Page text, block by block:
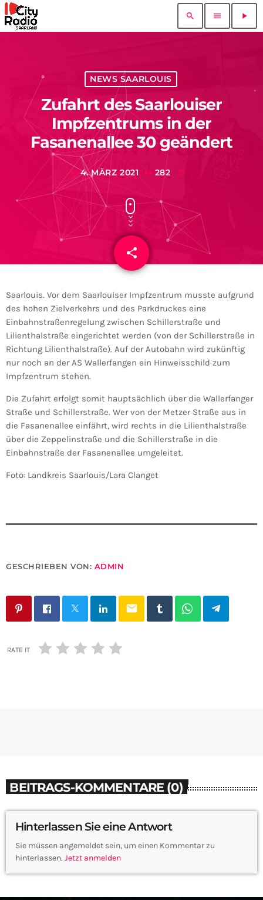
search menu play_arrow
NEWS SAARLOUIS
Zufahrt des Saarlouiser
Impfzentrums in der
Fasanenallee 30 geändert
today 4. MÄRZ 2021 282
share
email
Saarlouis. Vor dem Saarlouiser Impfzentrum musste aufgrund
des hohen Zielverkehrs und des Parkdruckes eine
Einbahnstraßenregelung zwischen Schillerstraße und
Lilienthalstraße eingerichtet werden (von der Schillerstraße in
Richtung Lilienthalstraße). Auf der Autobahn wird zukünftig
nur noch an der AS Wallerfangen ein Hinweisschild zum
Impfzentrum stehen.
Die Zufahrt erfolgt somit hauptsächlich über die Wallerfanger
Straße und Schillerstraße. Wer von der Metzer Straße aus in
die Fasanenallee einfährt, wird rechts in die Lilienthalstraße
über die Zeppelinstraße und die Schillerstraße in die
Einbahnstraße der Fasanenallee umgeleitet.
Foto: Landkreis Saarlouis/Lara Clanget
GESCHRIEBEN VON: ADMIN
email
RATE IT
BEITRAGS-KOMMENTARE (0)
Hinterlassen Sie eine Antwort
Sie müssen angemeldet sein, um einen Kommentar zu
hinterlassen. Jetzt anmelden